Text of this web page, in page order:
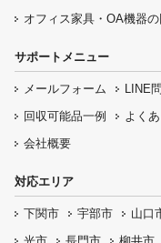
オフィス家具 ・OA機器
サポートメニュー
メールフォーム LINE
回収可能品一例
よく
会社概要
対応エリア
下関市 宇部市 山口